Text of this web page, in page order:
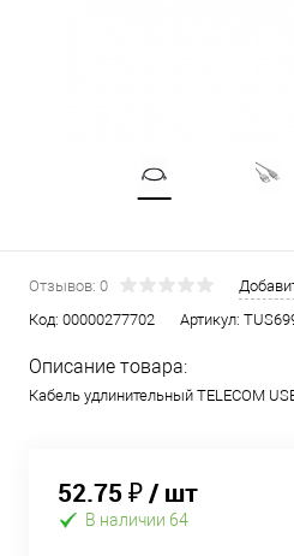
Отзывов: 0
Код: 00000277702 Артикул:
Описание товара:
Кабель удлинительный TELECOM
52.75 ₽/ шт
В наличии 64